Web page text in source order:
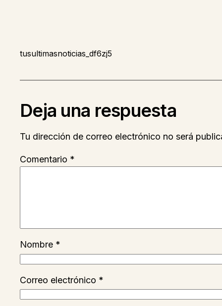
tusultimasnoticias_df6zj5
Deja una respuesta
Tu dirección de correo electrónico no será
Comentario *
Nombre *
Correo electrónico *